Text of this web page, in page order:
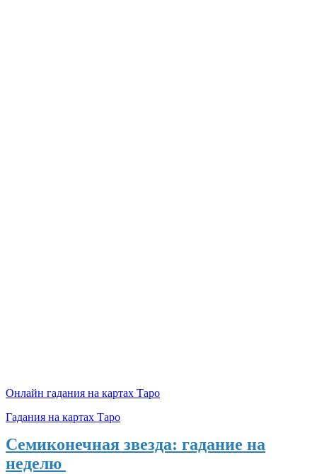
Онлайн гадания на картах Таро
Гадания на картах Таро
Семиконечная звезда: гадание на
неделю